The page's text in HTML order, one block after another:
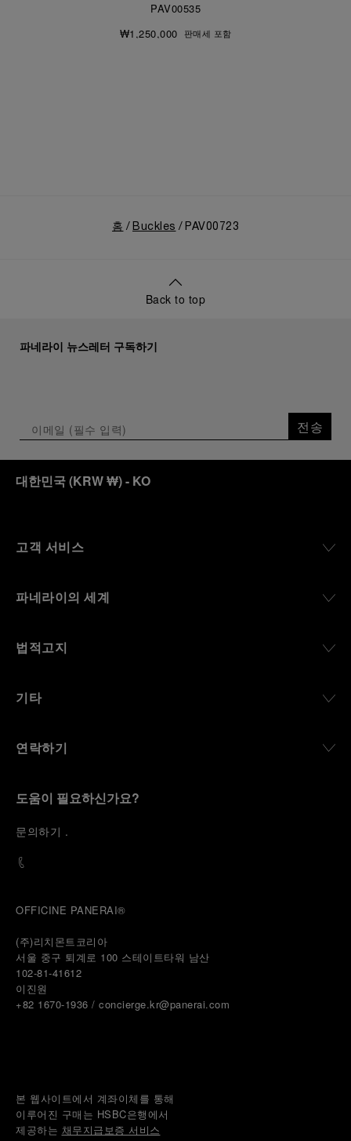
PAV00535
₩1,250,000 판매세 포함
홈 Buckles PAV00723
Back to top
파네라이 뉴스레터 구독하기
전송
대한민국(KRW ₩)- KO
고객 서비스
파네라이의 세계
법적고지
기타
연락하기
도움이 필요하신가요?
문의하기 .
OFFICINE PANERAI®
(주)리치몬트코리아
서울 중구 퇴계로 100 스테이트타워 남산
102-81-41612
이진원
+82 1670-1936 / concierge.kr@panerai.com
본 웹사이트에서 계좌이체를 통해
이루어진 구매는 HSBC은행에서
제공하는 채무지급보증 서비스